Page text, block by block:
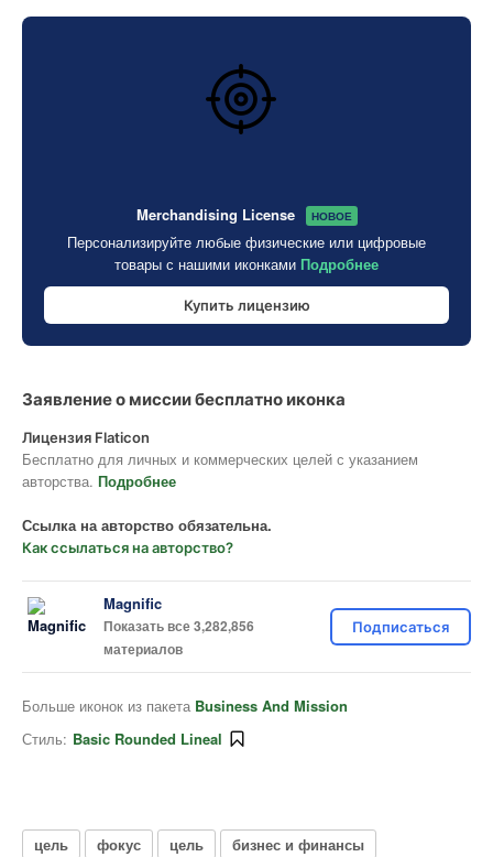
Merchandising License НОВОЕ
Персонализируйте любые физические или цифровые
товары с нашими иконками Подробнее
Купить лицензию
Заявление о миссии бесплатно иконка
Лицензия Flaticon
Бесплатно для личных и коммерческих целей с указанием
авторства. Подробнее
Ссылка на авторство обязательна.
Как ссылаться на авторство?
Magnific
Показать все 3,282,856
материалов
Подписаться
Больше иконок из пакета Business And Mission
Стиль: Basic Rounded Lineal
цель фокус цель
бизнес и финансы